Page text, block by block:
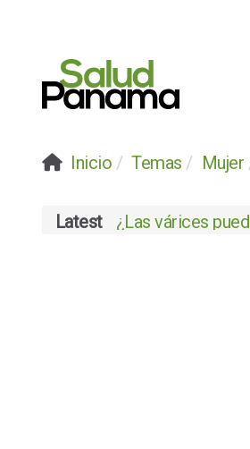
Inicio Temas Mujer
Latest ¿Las várices